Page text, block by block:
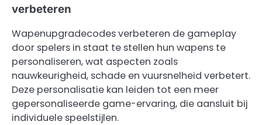
verbeteren
Wapenupgradecodes verbeteren de gameplay
door spelers in staat te stellen hun wapens te
personaliseren, wat aspecten zoals
nauwkeurigheid, schade en vuursnelheid verbetert.
Deze personalisatie kan leiden tot een meer
gepersonaliseerde game-ervaring, die aansluit bij
individuele speelstijlen.